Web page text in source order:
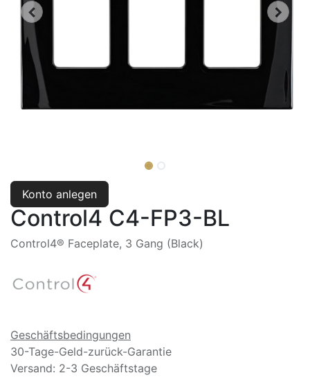
Konto anlegen
Control4 C4-FP3-BL
Control4® Faceplate, 3 Gang (Black)
Geschäftsbedingungen
30-Tage-Geld-zurück-Garantie
Versand: 2-3 Geschäftstage